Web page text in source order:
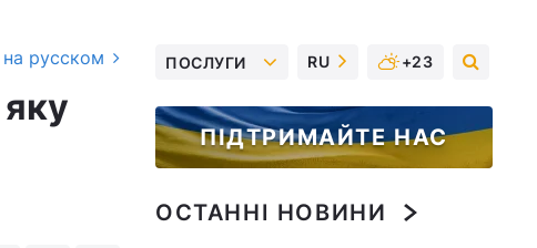
на русском ПОСЛУГИ RU +23
ПІДТРИМАЙТЕ НАС
ОСТАННІ НОВИНИ